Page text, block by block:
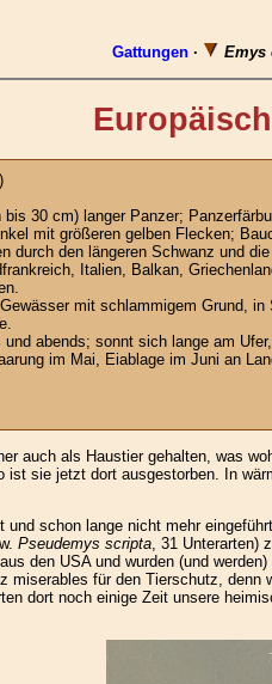
Gattungen · Emys
30 cm) langer Panzer;
mit größeren gelben Flecken;
durch den längeren Schwanz und
Italien, Balkan,
mit schlammigem Grund,
abends; sonnt sich lange am
im Mai, Eiablage im Juni an
auch als Haustier gehalten, was
sie jetzt dort ausgestorben. In
schon lange nicht mehr
Pseudemys scripta, 31 Unterarten)
den USA und wurden (und
miserables für den Tierschutz,
dort noch einige Zeit unsere